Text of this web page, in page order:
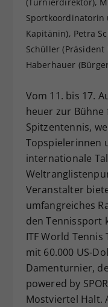
Sportkoordinatorin
Kapitänin), Petra
Schüller (Präsident
Haberhauer
Vom 11. bis 17.
heuer zur
Spitzentennis,
Topspielerinnen
internationale
Veranstalter
umfangreiches
den Tennissport
ITF World
mit 60.000 US-
Damenturnier,
powered by
Mostviertel Halt.
Zweck
hat.